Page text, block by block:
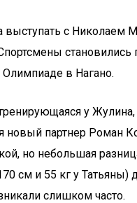
выступать с Николаем
в Нагано.
у
новый партнер Роман
но небольшая
см и 55 кг у Татьяны)
слишком часто.